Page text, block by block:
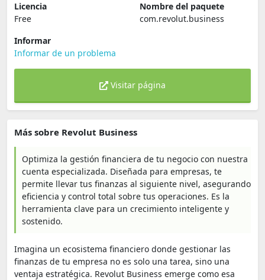
Licencia
Free
Nombre del paquete
com.revolut.business
Informar
Informar de un problema
Visitar página
Más sobre Revolut Business
Optimiza la gestión financiera de tu negocio con nuestra
cuenta especializada. Diseñada para empresas, te
permite llevar tus finanzas al siguiente nivel, asegurando
eficiencia y control total sobre tus operaciones. Es la
herramienta clave para un crecimiento inteligente y
sostenido.
Imagina un ecosistema financiero donde gestionar las
finanzas de tu empresa no es solo una tarea, sino una
ventaja estratégica. Revolut Business emerge como esa